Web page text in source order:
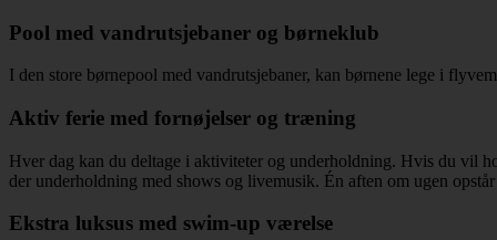
Pool med vandrutsjebaner og børneklub
I den store børnepool med vandrutsjebaner, kan børnene lege i
Aktiv ferie med fornøjelser og træning
Hver dag kan du deltage i aktiviteter og underholdning. Hvis du vil
der underholdning med shows og livemusik. Én aften om ugen
Ekstra luksus med swim-up værelse